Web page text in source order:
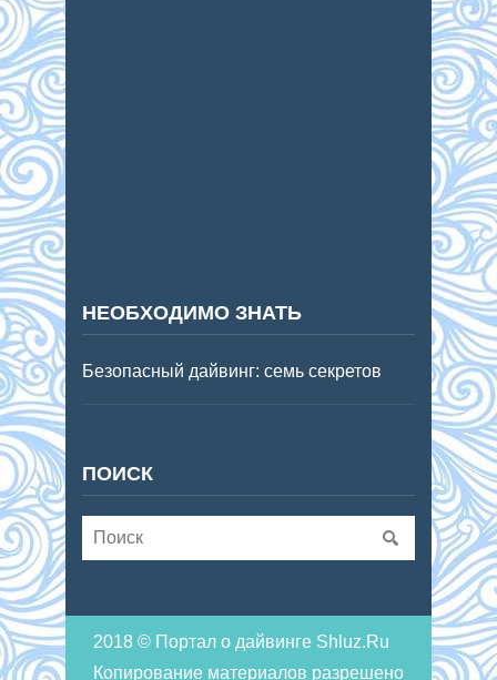
НЕОБХОДИМО ЗНАТЬ
Безопасный дайвинг: семь секретов
ПОИСК
2018 © Портал о дайвинге Shluz.Ru
Копирование материалов разрешено